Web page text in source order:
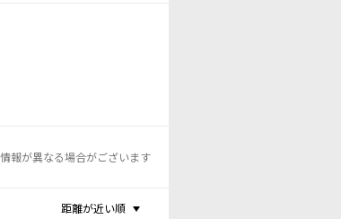
報が異なる場合がございます
距離が近い順